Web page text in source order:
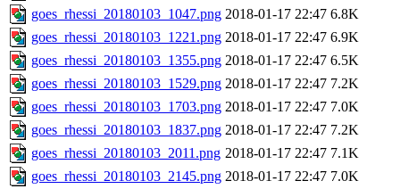
goes_rhessi_20180103_1047.png 2018-01-17 22:47 6.8K
goes_rhessi_20180103_1221.png 2018-01-17 22:47 6.9K
goes_rhessi_20180103_1355.png 2018-01-17 22:47 6.5K
goes_rhessi_20180103_1529.png 2018-01-17 22:47 7.2K
goes_rhessi_20180103_1703.png 2018-01-17 22:47 7.0K
goes_rhessi_20180103_1837.png 2018-01-17 22:47 7.2K
goes_rhessi_20180103_2011.png 2018-01-17 22:47 7.1K
goes_rhessi_20180103_2145.png 2018-01-17 22:47 7.0K